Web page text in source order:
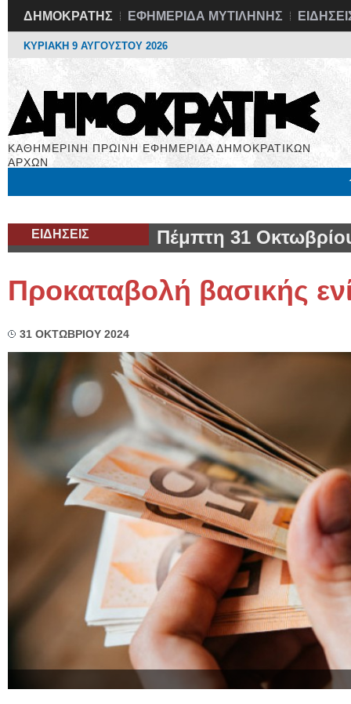
ΔΗΜΟΚΡΑΤΗΣ ΕΦΗΜΕΡΙΔΑ ΜΥΤΙΛΗΝΗΣ
ΚΥΡΙΑΚΗ 9 ΑΥΓΟΥΣΤΟΥ 2026
ΚΑΘΗΜΕΡΙΝΗ ΠΡΩΙΝΗ ΕΦΗΜΕΡΙΔΑ ΔΗΜΟΚΡΑΤΙΚΩΝ
ΑΡΧΩΝ
ΕΙΔΗΣΕΙΣ Πέμπτη 31
Προκαταβολή βασικής
31 ΟΚΤΩΒΡΙΟΥ 2024